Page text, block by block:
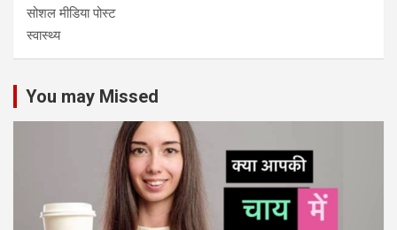
सोशल मीडिया पोस्ट
स्वास्थ्य
You may Missed